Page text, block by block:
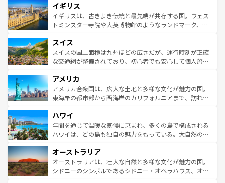
いる。シャンパンの発祥地であるランス、プロヴァンスの
香り高いラベンダー畑など、多彩な楽しみ方が可能だ。さ
らに、パリ以外の地域にも魅力が溢れており、どの街角に
れる地方に足を運ぶとそれぞれで全く異なる文化を体験で
きるだろう。 なお、新着のフランス情報はコンテンツ一覧
を参照してほしい。
顔を持つこの国は、どこを歩いても飽きることがない。ベ
ルリンの文化的活気、バイエルン州のアルプスの絶景、そ
してライン川沿いのワイン畑といった風景は必見。ビール
は、お酒好きな人にはぜひ体験してほしい。 なお、新着の
ドイツ情報はコンテンツ一覧を参照してほしい。
イギリス
イギリスは、古きよき伝統と最先端が共存する国。ウェス
トミンスター寺院や大英博物館のようなランドマーク、歴
リアごとに異なる魅力がある。また、優雅なアフタヌーン
ティー、ビール好きにはたまらない英国パブ、サッカー観
戦など、本場だからこそできる体験も豊富。イギリスを旅
ンツ一覧を参照してほしい。
スイス
スイスの国土面積は九州ほどの広さだが、運行時刻が正確
な交通網が整備されており、初心者でも安心して個人旅行
の建物がそのまま残る町や、スイスならではのユニークな
博物館もあり、アルプス観光だけでなく町歩きも満喫する
ことができる。国民の所得が高いため物価も高いが、旅行
ば市内交通費無料で観光を楽しむこともできる。 なお、新
着のスイス情報はコンテンツ一覧 を参照してほしい。
アメリカ
アメリカ合衆国は、広大な土地と多様な文化が魅力の国。
東海岸の都市部から西海岸のカリフォルニアまで、訪れる
のような巨大都市は、観光、ショッピング、エンターテイ
ンメントが詰まった刺激的なスポットだ。一方、アメリカ
西部には大自然が広がり、グランドキャニオンやイエロー
部のニューオーリンズでは、音楽と美食が融合した独特の
文化が魅力。旅行者はアメリカの各地域で異なる魅力を楽
しみながら、その多様性と豊かな歴史を感じることができ
ハワイ
年間を通じて温暖な気候に恵まれ、多くの島で構成される
ハワイは、どの島も独自の魅力をもっている。大自然の神
ワイ島は見逃せない。また、定番の観光地といえばオアフ
島だが、静かな自然を求めるならマウイ島やカウアイ島が
おすすめ。エメラルドグリーンに輝く海をはじめ、豊かな
オーストラリア
オーストラリアは、壮大な自然と多様な文化が魅力の国。
シドニーのシンボルであるシドニー・オペラハウス、オー